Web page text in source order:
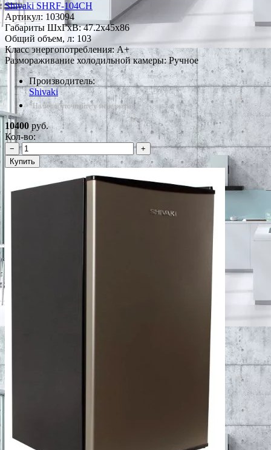
Shivaki SHRF-104CH
Артикул: 103094
Габариты ШxГxВ: 47.2x45x86
Общий объем, л: 103
Класс энергопотребления: A+
Размораживание холодильной камеры: Ручное
Производитель:
Shivaki
*Наличие уточняйте у менеджера
10400руб.
Кол-во:
−
+
Купить